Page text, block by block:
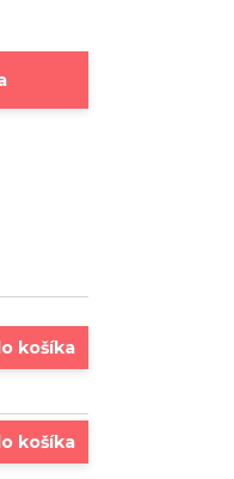
košíka
košíka